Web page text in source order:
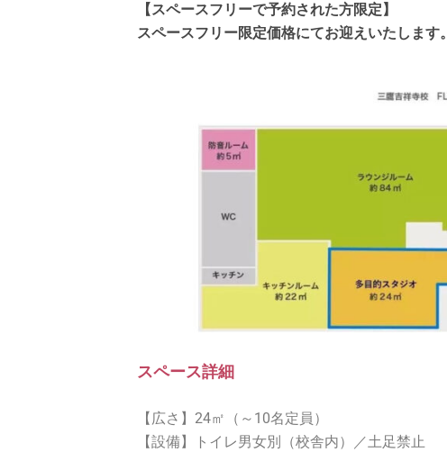
【スペースフリーで予約された方限定】
スペースフリー限定価格にてお迎えいたします。
スペース詳細
【広さ】24㎡（～10名定員）
【設備】トイレ男女別（校舎内）／土足禁止